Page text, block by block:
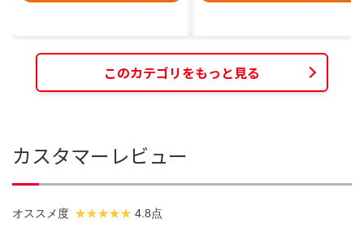
このカテゴリをもっと見る
カスタマーレビュー
オススメ度 4.8点